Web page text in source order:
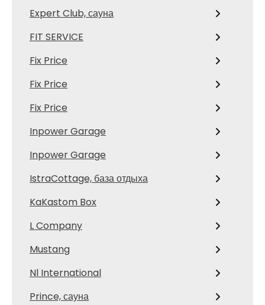
Expert Club, сауна
FIT SERVICE
Fix Price
Fix Price
Fix Price
Inpower Garage
Inpower Garage
IstraCottage, база отдыха
KaKastom Box
L Company
Mustang
Nl International
Prince, сауна